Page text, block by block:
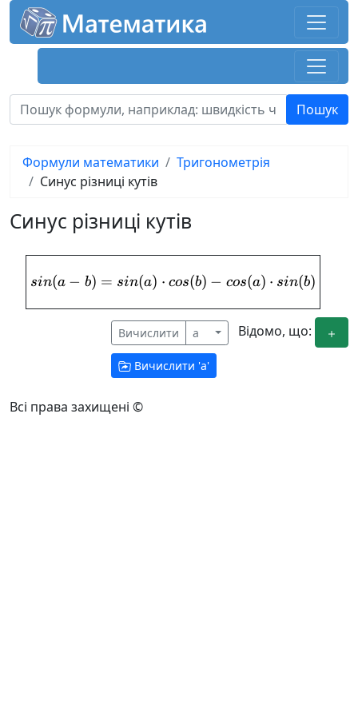
Формули математики
Тригонометрія
Синус різниці кутів
Синус різниці кутів
sin(a-b) = sin(a)\cdot
sin(a − b) = sin(a) ⋅ cos(b) − cos(a) ⋅ sin(b)
Вичислити a Відомо, що:
Вичислити 'a'
Всі права захищені ©